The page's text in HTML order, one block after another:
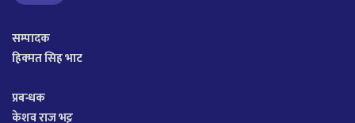
सम्पादक
हिक्मत सिह भाट
प्रबन्धक
केशव राज भट्ट